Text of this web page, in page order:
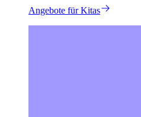
Angebote für Kitas